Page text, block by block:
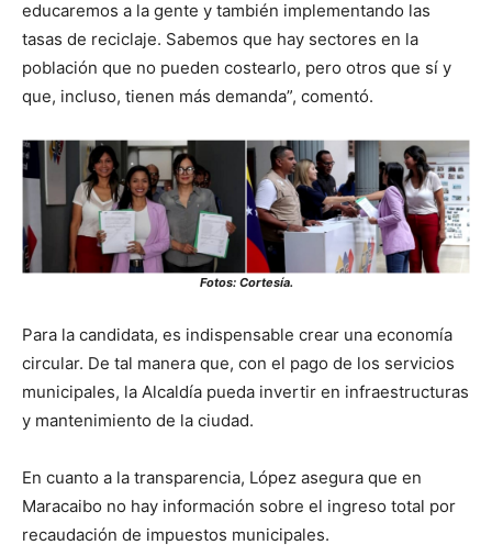
educaremos a la gente y también implementando las
tasas de reciclaje. Sabemos que hay sectores en la
población que no pueden costearlo, pero otros que sí y
que, incluso, tienen más demanda”, comentó.
Fotos: Cortesía.
Para la candidata, es indispensable crear una economía
circular. De tal manera que, con el pago de los servicios
municipales, la Alcaldía pueda invertir en infraestructuras
y mantenimiento de la ciudad.
En cuanto a la transparencia, López asegura que en
Maracaibo no hay información sobre el ingreso total por
recaudación de impuestos municipales.